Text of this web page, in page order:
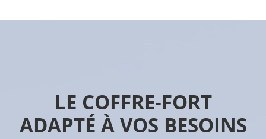
LE COFFRE-FORT
ADAPTÉ À VOS BESOINS